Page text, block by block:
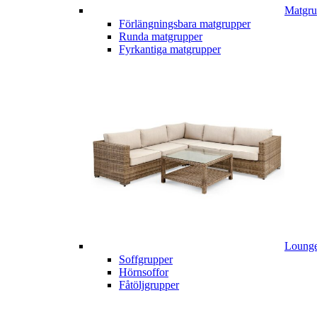
Förlängningsbara matgrupper
Runda matgrupper
Fyrkantiga matgrupper
Soffgrupper
Hörnsoffor
Fåtöljgrupper